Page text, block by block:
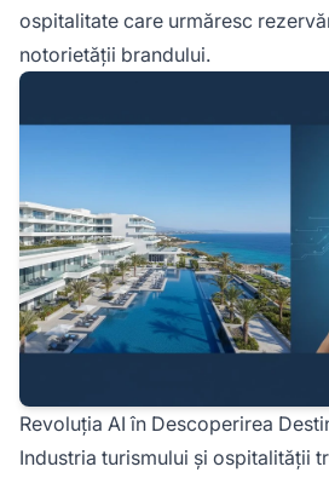
ospitalitate care urmăresc
notorietății brandului.
Revoluția AI în Descoperirea
Industria turismului și ospitalității